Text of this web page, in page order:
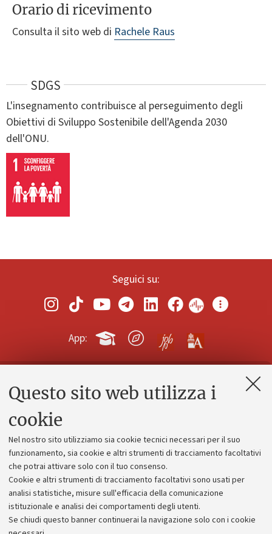
Questo sito web utilizza i
cookie
Nel nostro sito utilizziamo sia cookie tecnici necessari per il suo
funzionamento, sia cookie e altri strumenti di tracciamento facoltativi
che potrai attivare solo con il tuo consenso.
Cookie e altri strumenti di tracciamento facoltativi sono usati per
analisi statistiche, misure sull'efficacia della comunicazione
istituzionale e analisi dei comportamenti degli utenti.
Se chiudi questo banner continuerai la navigazione solo con i cookie
Orario di ricevimento
Consulta il sito web di Rachele Raus
SDGS
L'insegnamento contribuisce al perseguimento degli
Obiettivi di Sviluppo Sostenibile dell'Agenda 2030
dell'ONU.
Seguici su:
App:
Contatti e PEC
Alumni community
Piano strategico
Bilanci
Donazioni e 5x1000